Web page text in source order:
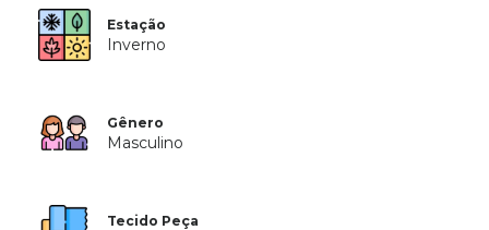
Estação
Inverno
Gênero
Masculino
Tecido Peça